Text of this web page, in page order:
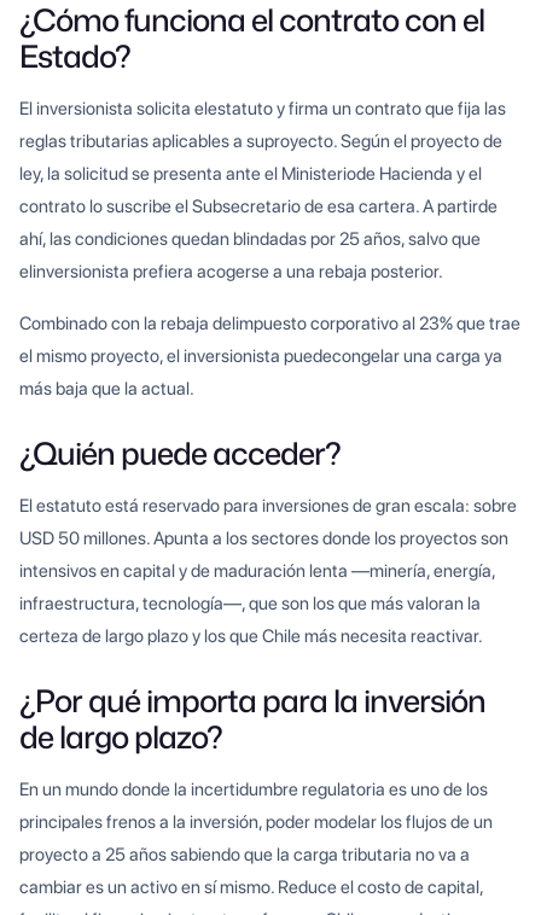
¿Cómo funciona el contrato con el
Estado?
El inversionista solicita elestatuto y firma un contrato que fija las
reglas tributarias aplicables a suproyecto. Según el proyecto de
ley, la solicitud se presenta ante el Ministeriode Hacienda y el
contrato lo suscribe el Subsecretario de esa cartera. A partirde
ahí, las condiciones quedan blindadas por 25 años, salvo que
elinversionista prefiera acogerse a una rebaja posterior.
Combinado con la rebaja delimpuesto corporativo al 23% que trae
el mismo proyecto, el inversionista puedecongelar una carga ya
más baja que la actual.
¿Quién puede acceder?
El estatuto está reservado para inversiones de gran escala: sobre
USD 50 millones. Apunta a los sectores donde los proyectos son
intensivos en capital y de maduración lenta —minería, energía,
infraestructura, tecnología—, que son los que más valoran la
certeza de largo plazo y los que Chile más necesita reactivar.
¿Por qué importa para la inversión
de largo plazo?
En un mundo donde la incertidumbre regulatoria es uno de los
principales frenos a la inversión, poder modelar los flujos de un
proyecto a 25 años sabiendo que la carga tributaria no va a
cambiar es un activo en sí mismo. Reduce el costo de capital,